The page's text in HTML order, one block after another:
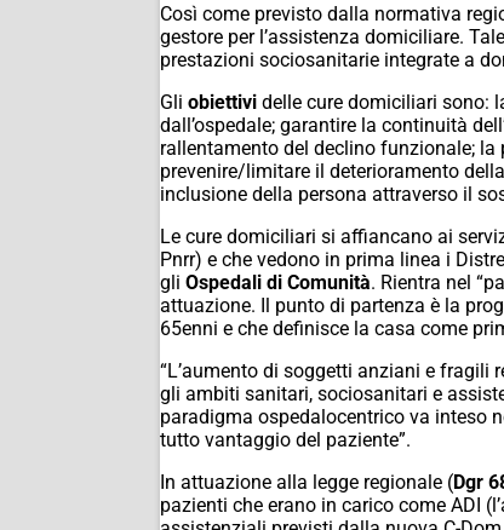
Così come previsto dalla normativa
gestore per l’assistenza domiciliare.
prestazioni sociosanitarie integrate a
Gli obiettivi delle cure domiciliari sono:
dall’ospedale; garantire la continuità
rallentamento del declino funzionale; la
prevenire/limitare il deterioramento
inclusione della persona attraverso il
Le cure domiciliari si affiancano ai
Pnrr) e che vedono in prima linea i
gli Ospedali di Comunità. Rientra nel
attuazione. Il punto di partenza è la
65enni e che definisce la casa come
“L’aumento di soggetti anziani e fragili
gli ambiti sanitari, sociosanitari e
paradigma ospedalocentrico va inteso
tutto vantaggio del paziente”.
In attuazione alla legge regionale (Dgr
pazienti che erano in carico come ADI